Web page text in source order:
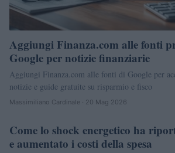
Aggiungi Finanza.com alle fonti
Google per notizie finanziarie
Aggiungi Finanza.com alle fonti di Google per
notizie e guide gratuite su risparmio e fisco
Massimiliano Cardinale · 20 Mag 2026
FINANZA
Come lo shock energetico ha
e aumentato i costi della spesa